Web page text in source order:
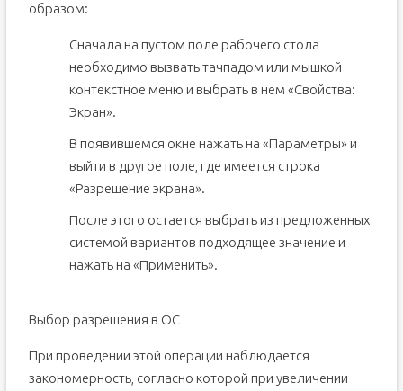
образом:
Сначала на пустом поле рабочего стола
необходимо вызвать тачпадом или мышкой
контекстное меню и выбрать в нем «Свойства:
Экран».
В появившемся окне нажать на «Параметры» и
выйти в другое поле, где имеется строка
«Разрешение экрана».
После этого остается выбрать из предложенных
системой вариантов подходящее значение и
нажать на «Применить».
Выбор разрешения в ОС
При проведении этой операции наблюдается
закономерность, согласно которой при увеличении